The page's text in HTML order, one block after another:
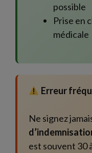
possible
Prise en
médicale
Erreur
Ne signez
est souvent 30